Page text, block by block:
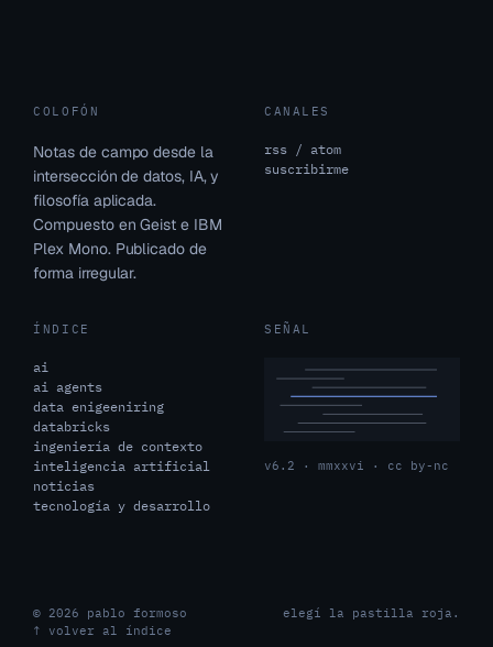
COLOFÓN
Notas de campo desde la
intersección de datos, IA, y
filosofía aplicada.
Compuesto en Geist e IBM
Plex Mono. Publicado de
forma irregular.
CANALES
rss / atom
suscribirme
ÍNDICE
ai
ai agents
data enigeeniring
databricks
ingeniería de contexto
inteligencia artificial
noticias
tecnología y desarrollo
SEÑAL
v6.2 · mmxxvi · cc by-nc
© 2026 pablo formoso
elegí la pastilla roja.
↑ volver al índice